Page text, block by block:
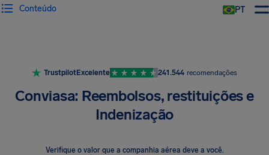
PT
Conteúdo
TrustpilotExcelente 241.544 recomendações
Conviasa: Reembolsos, restituições e
Indenização
Verifique o valor que a companhia aérea deve a você.